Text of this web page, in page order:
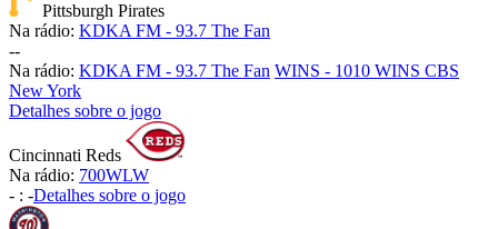
Pittsburgh Pirates
Na rádio: KDKA FM - 93.7 The Fan
--
Na rádio: KDKA FM - 93.7 The Fan WINS - 1010 WINS CBS
New York
Detalhes sobre o jogo
Cincinnati Reds
Na rádio: 700WLW
- : -Detalhes sobre o jogo